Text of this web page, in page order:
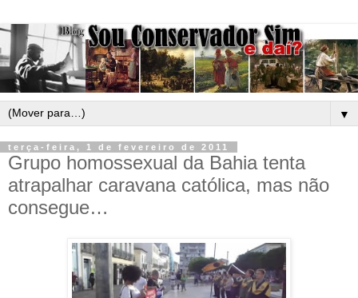
▼
terça-feira, 1 de fevereiro de 2011
Grupo homossexual da Bahia tenta
atrapalhar caravana católica, mas não
consegue…